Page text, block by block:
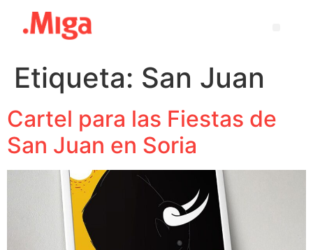
Etiqueta: San Juan
Cartel para las Fiestas de
San Juan en Soria